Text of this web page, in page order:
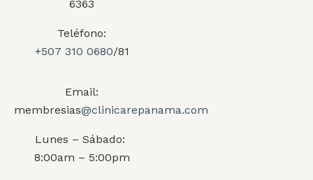
6363
Teléfono:
+507 310 0680/81
Email:
membresias@clinicarepanama.com
Lunes – Sábado:
8:00am – 5:00pm